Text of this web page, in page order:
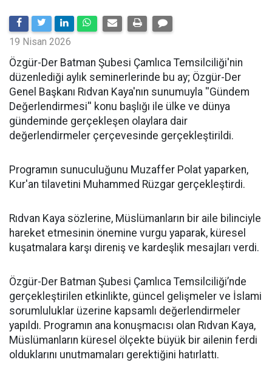
19 Nisan 2026
​Özgür-Der Batman Şubesi Çamlıca Temsilciliği'nin
düzenlediği aylık seminerlerinde bu ay; Özgür-Der
Genel Başkanı Rıdvan Kaya'nın sunumuyla ''Gündem
Değerlendirmesi'' konu başlığı ile ülke ve dünya
gündeminde gerçekleşen olaylara dair
değerlendirmeler çerçevesinde gerçekleştirildi.
Programın sunuculuğunu Muzaffer Polat yaparken,
Kur'an tilavetini Muhammed Rüzgar gerçekleştirdi.
Rıdvan Kaya sözlerine, Müslümanların bir aile bilinciyle
hareket etmesinin önemine vurgu yaparak, küresel
kuşatmalara karşı direniş ve kardeşlik mesajları verdi.
Özgür-Der Batman Şubesi Çamlıca Temsilciliği’nde
gerçekleştirilen etkinlikte, güncel gelişmeler ve İslami
sorumluluklar üzerine kapsamlı değerlendirmeler
yapıldı. Programın ana konuşmacısı olan Rıdvan Kaya,
Müslümanların küresel ölçekte büyük bir ailenin ferdi
olduklarını unutmamaları gerektiğini hatırlattı.